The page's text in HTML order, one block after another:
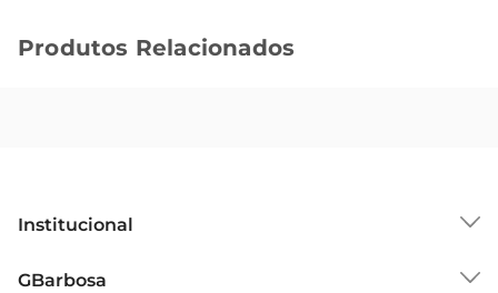
Características e Notas de Degustação
resultado do seu envelhecimento. A estrutura
uma verdadeira celebração ao paladar, ideal para
Produtos Relacionados
Institucional
GBarbosa